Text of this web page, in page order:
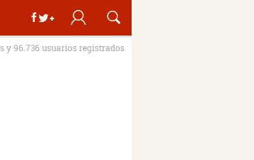
y 96.736 usuarios registrados